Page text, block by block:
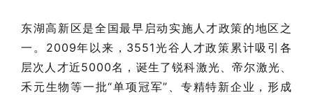
东湖高新区是全国最早启动实施人才政策的地区之
一。2009年以来，3551光谷人才政策累计吸引各
层次人才近5000名，诞生了锐科激光、帝尔激光、
禾元生物等一批“单项冠军”、专精特新企业，形成